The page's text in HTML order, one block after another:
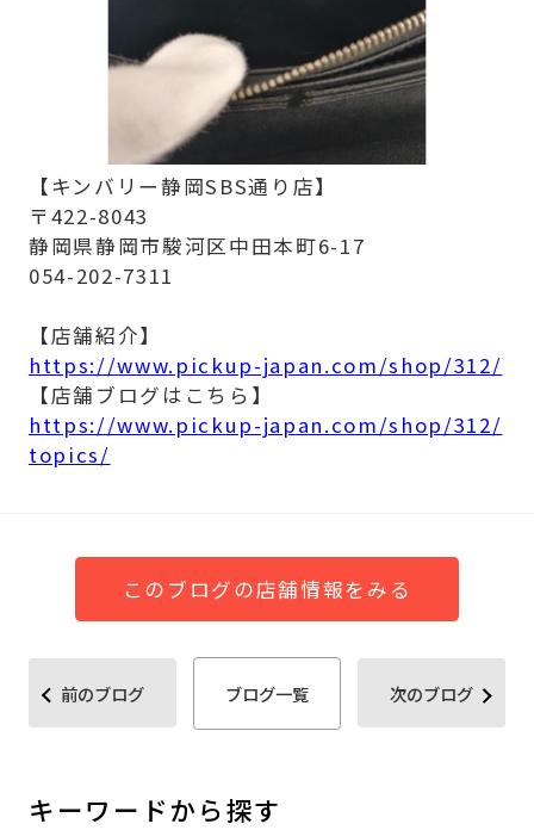
【キンバリー静岡SBS通り店】
〒422-8043
静岡県静岡市駿河区中田本町6-17
054-202-7311
【店舗紹介】
https://www.pickup-japan.com/shop/312/
【店舗ブログはこちら】
https://www.pickup-japan.com/shop/312/
topics/
このブログの店舗情報をみる
前のブログ ブログ一覧 次のブログ
キーワードから探す